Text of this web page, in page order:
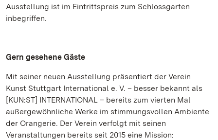
Ausstellung ist im Eintrittspreis zum Schlossgarten
inbegriffen.
Gern gesehene Gäste
Mit seiner neuen Ausstellung präsentiert der Verein
Kunst Stuttgart International e. V. – besser bekannt als
[KUN:ST] INTERNATIONAL – bereits zum vierten Mal
außergewöhnliche Werke im stimmungsvollen Ambiente
der Orangerie. Der Verein verfolgt mit seinen
Veranstaltungen bereits seit 2015 eine Mission: